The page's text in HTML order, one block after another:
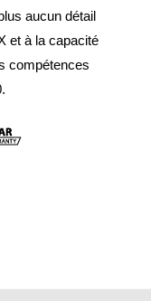
aucun détail
et à la capacité
compétences